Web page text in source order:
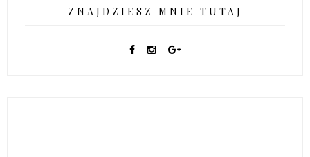
ZNAJDZIESZ MNIE TUTAJ